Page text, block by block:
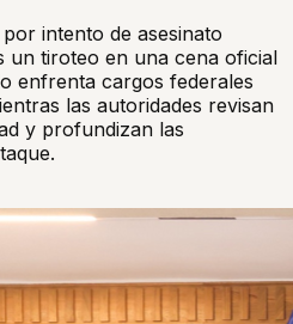
intento de asesinato
un tiroteo en una cena oficial
enfrenta cargos federales
las autoridades revisan
y profundizan las